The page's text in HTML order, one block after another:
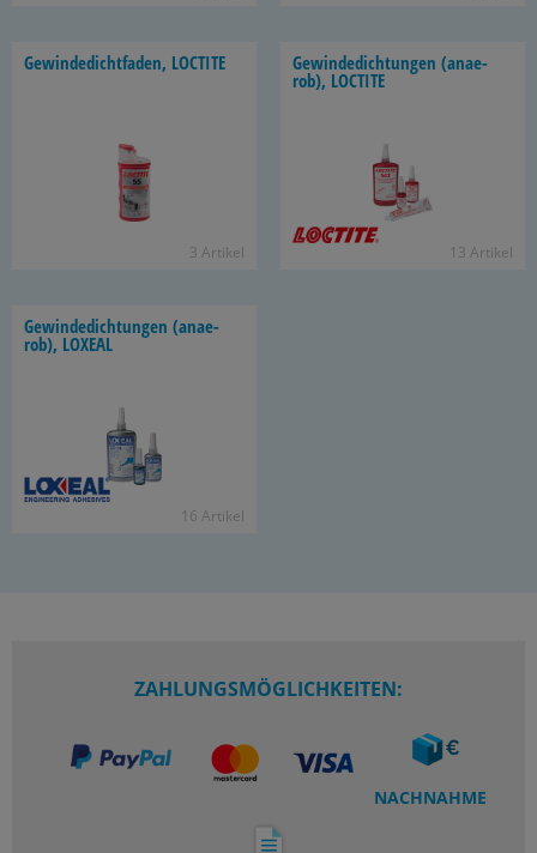
Ge­win­de­dicht­fa­den, LOC­TI­TE
3 Ar­ti­kel
Ge­win­de­dich­tun­gen (an­ae­
rob), LOC­TI­TE
13 Ar­ti­kel
Ge­win­de­dich­tun­gen (an­ae­
rob), LO­XE­AL
16 Ar­ti­kel
ZAHLUNGSMÖGLICHKEITEN:
NACHNAHME